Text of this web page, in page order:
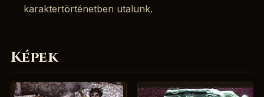
karaktertörténetben utalunk.
Képek